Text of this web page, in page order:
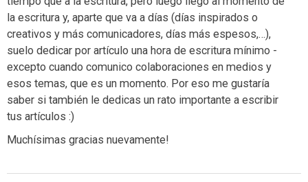
la escritura y, aparte que va a días (días inspirados o
creativos y más comunicadores, días más espesos,…),
suelo dedicar por artículo una hora de escritura mínimo -
excepto cuando comunico colaboraciones en medios y
esos temas, que es un momento. Por eso me gustaría
saber si también le dedicas un rato importante a escribir
tus artículos :)
Muchísimas gracias nuevamente!